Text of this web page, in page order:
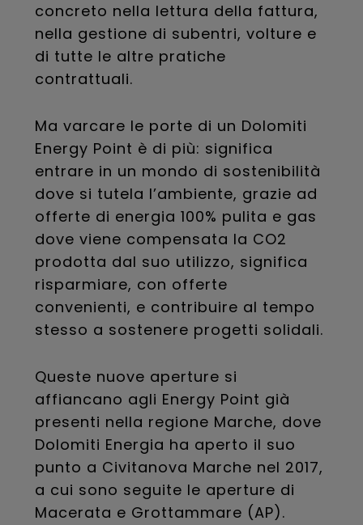
concreto nella lettura della fattura,
nella gestione di subentri, volture e
di tutte le altre pratiche
contrattuali.
Ma varcare le porte di un Dolomiti
Energy Point è di più: significa
entrare in un mondo di sostenibilità
dove si tutela l’ambiente, grazie ad
offerte di energia 100% pulita e gas
dove viene compensata la CO2
prodotta dal suo utilizzo, significa
risparmiare, con offerte
convenienti, e contribuire al tempo
stesso a sostenere progetti solidali.
Queste nuove aperture si
affiancano agli Energy Point già
presenti nella regione Marche, dove
Dolomiti Energia ha aperto il suo
punto a Civitanova Marche nel 2017,
a cui sono seguite le aperture di
Macerata e Grottammare (AP).